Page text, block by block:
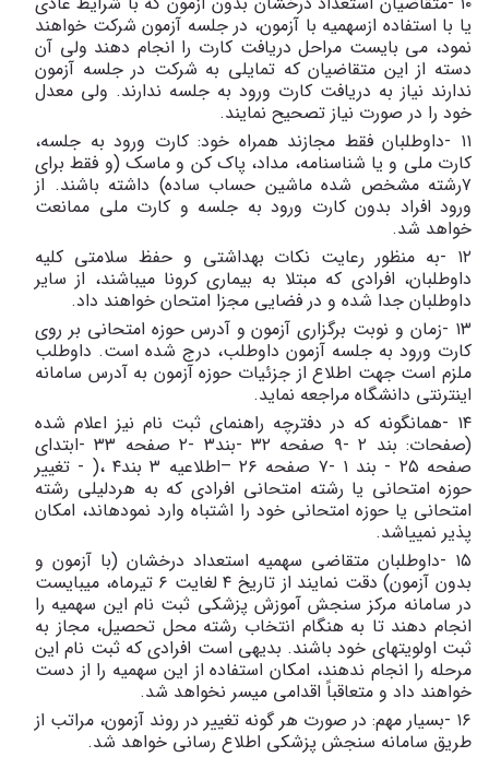
یا با استفاده ازسهمیه با آزمون، در جلسه آزمون شرکت خواهند
نمود، می بایست مراحل دریافت کارت را انجام دهند ولی آن
دسته از این متقاضیان که تمایلی به شرکت در جلسه آزمون
ندارند نیاز به دریافت کارت ورود به جلسه ندارند. ولی معدل
خود را در صورت نیاز تصحیح نمایند.
١١ -داوطلبان فقط مجازند همراه خود: کارت ورود به جلسه،
کارت ملی و یا شناسنامه، مداد، پاک کن و ماسک (و فقط برای
٧رشته مشخص شده ماشین حساب ساده) داشته باشند. از
ورود افراد بدون کارت ورود به جلسه و کارت ملی ممانعت
خواهد شد.
١٢ -به منظور رعایت نکات بهداشتی و حفظ سلامتی کلیه
داوطلبان، افرادی که مبتلا به بیماری کرونا میباشند، از سایر
داوطلبان جدا شده و در فضایی مجزا امتحان خواهند داد.
١٣ -زمان و نوبت برگزاری آزمون و آدرس حوزه امتحانی بر روی
کارت ورود به جلسه آزمون داوطلب، درج شده است. داوطلب
ملزم است جهت اطلاع از جزئیات حوزه آزمون به آدرس سامانه
اینترنتی دانشگاه مراجعه نماید.
١٤ -همانگونه که در دفترچه راهنمای ثبت نام نیز اعلام شده
(صفحات: بند ٢ -٩ صفحه ٣٢ -بند٣ -٢ صفحه ٣٣ -ابتدای
صفحه ٢٥ - بند ١ -٧ صفحه ٢٦ –اطلاعیه ٣ بند٤ ،( - تغییر
حوزه امتحانی یا رشته امتحانی افرادی که به هردلیلی رشته
امتحانی یا حوزه امتحانی خود را اشتباه وارد نمودهاند، امکان
پذیر نمییاشد.
١٥ -داوطلبان متقاضی سهمیه استعداد درخشان (با آزمون و
بدون آزمون) دقت نمایند از تاریخ ٤ لغایت ٦ تیرماه، میبایست
در سامانه مرکز سنجش آموزش پزشکی ثبت نام این سهمیه را
انجام دهند تا به هنگام انتخاب رشته محل تحصیل، مجاز به
ثبت اولویتهای خود باشند. بدیهی است افرادی که ثبت نام این
مرحله را انجام ندهند، امکان استفاده از این سهمیه را از دست
خواهند داد و متعاقباً اقدامی میسر نخواهد شد.
١٦ -بسیار مهم: در صورت هر گونه تغییر در روند آزمون، مراتب از
طریق سامانه سنجش پزشکی اطلاع رسانی خواهد شد.